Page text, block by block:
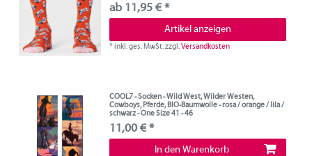
ab 11,95 € *
Artikel anzeigen
*inkl. ges. MwSt.zzgl.Versandkosten
COOL7 - Socken - Wild West, Wilder Westen,
Cowboys, Pferde, BIO-Baumwolle - rosa / orange / lila /
schwarz - One Size 41 - 46
11,00 € *
In den Warenkorb